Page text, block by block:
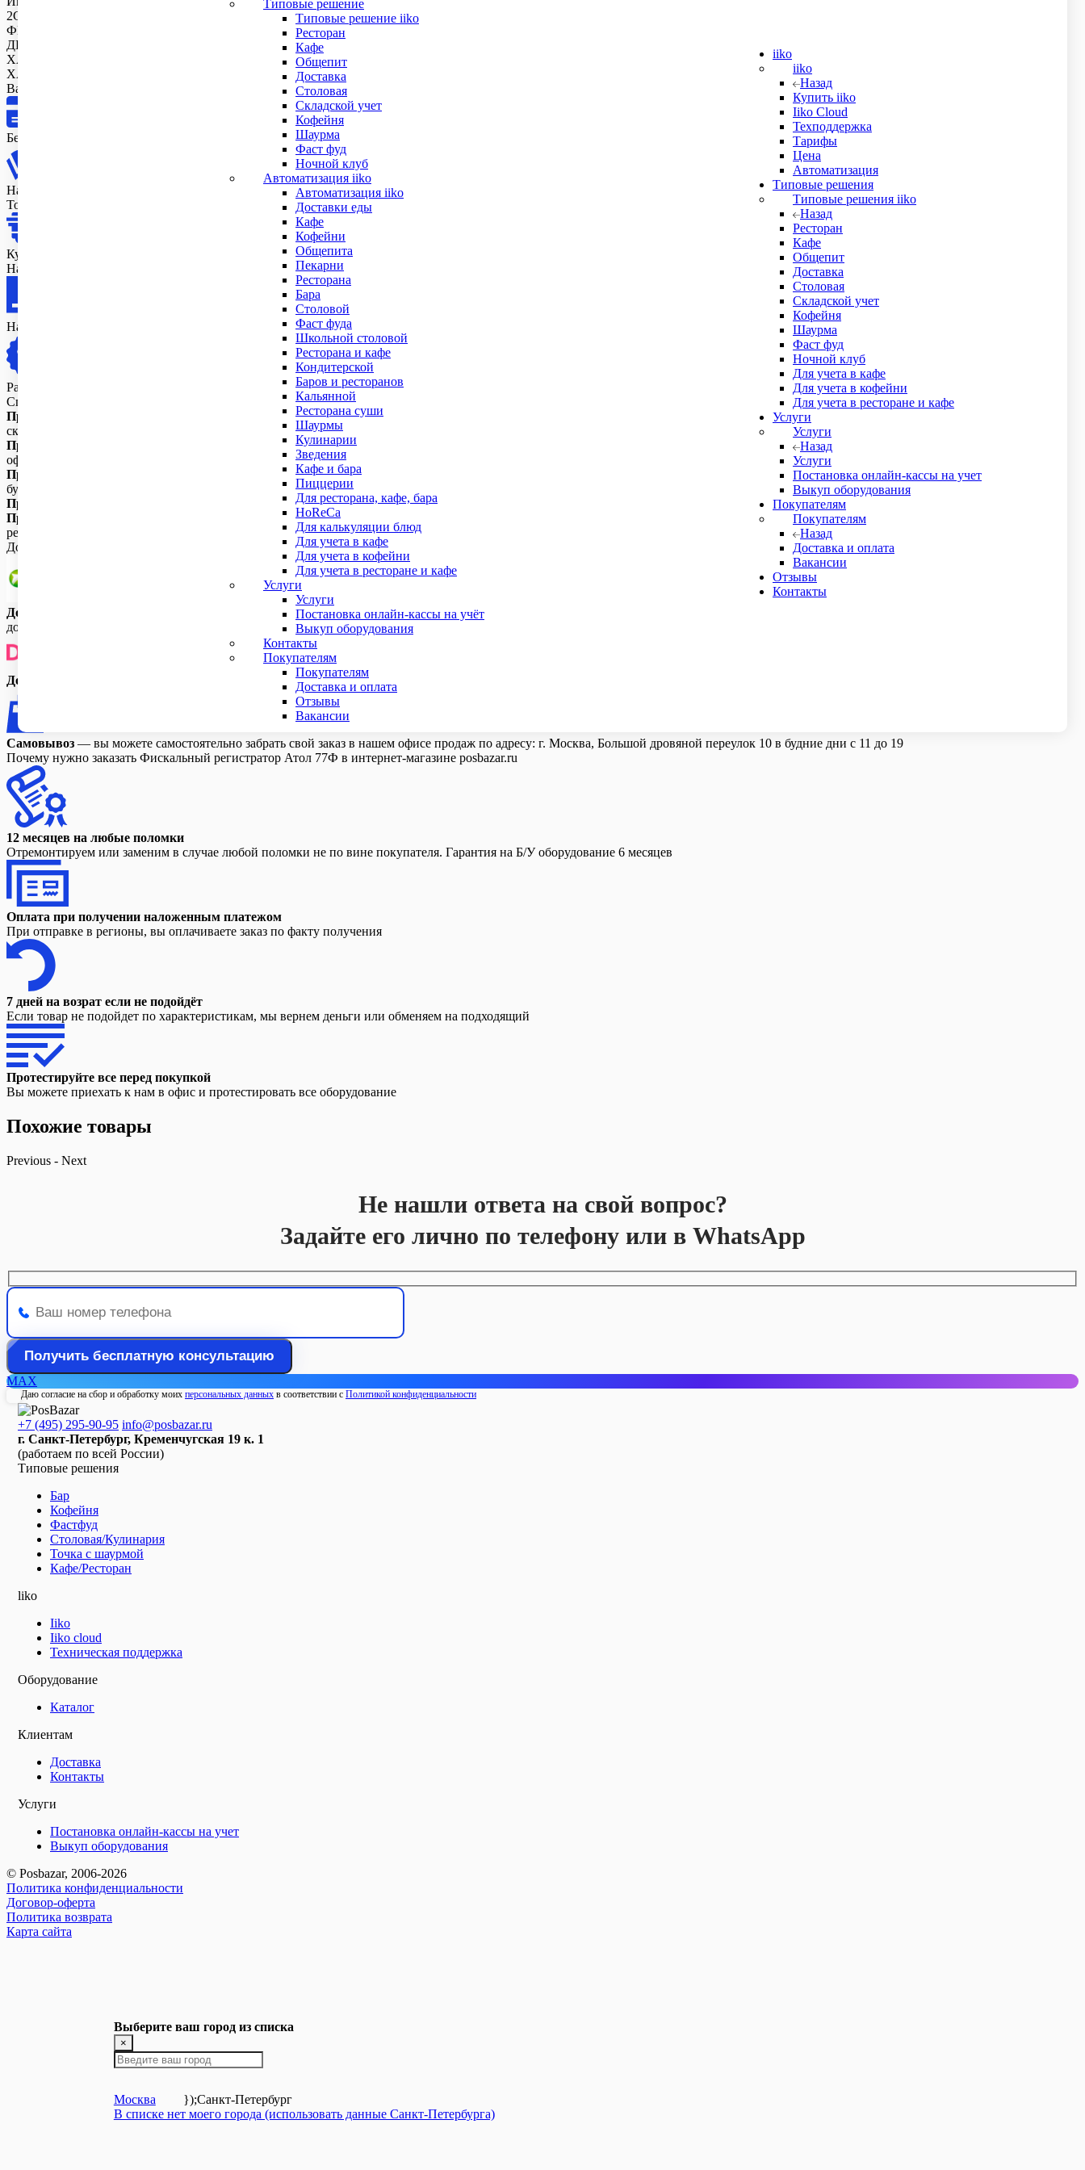
Типовые решение
Типовые решение iiko
Ресторан
Кафе
Общепит
Доставка
Столовая
Складской учет
Кофейня
Шаурма
Фаст фуд
Ночной клуб
Автоматизация iiko
Автоматизация iiko
Доставки еды
Кафе
Кофейни
Общепита
Пекарни
Ресторана
Бара
Столовой
Фаст фуда
Школьной столовой
Ресторана и кафе
Кондитерской
Баров и ресторанов
Кальянной
Ресторана суши
Шаурмы
Кулинарии
Зведения
Кафе и бара
Пиццерии
Для ресторана, кафе, бара
HoReCa
Для калькуляции блюд
Для учета в кафе
Для учета в кофейни
Для учета в ресторане и кафе
Услуги
Услуги
Постановка онлайн-кассы на учёт
Выкуп оборудования
Контакты
Покупателям
Покупателям
Доставка и оплата
Отзывы
Вакансии
iiko
iiko
Назад
Купить iiko
Iiko Cloud
Техподдержка
Тарифы
Цена
Автоматизация
Типовые решения
Типовые решения iiko
Назад
Ресторан
Кафе
Общепит
Доставка
Столовая
Складской учет
Кофейня
Шаурма
Фаст фуд
Ночной клуб
Для учета в кафе
Для учета в кофейни
Для учета в ресторане и кафе
Услуги
Услуги
Назад
Услуги
Постановка онлайн-кассы на учет
Выкуп оборудования
Покупателям
Покупателям
Назад
Доставка и оплата
Вакансии
Отзывы
Контакты
2G, 3G, Bluetooth, Ethernet, RJ-12, RS-232, USB, Wi-Fi
ФИЗИЧЕСКИЕ ХАРАКТЕРИСТИКИ
ДИСПЛЕЙ
ХАРАКТЕРИСТИКИ ПЕЧАТИ
ХАРАКТЕРИСТИКИ
Варианты оплаты
Безналичный расчет
Наличные в офисе
Только в Москве и МО
Курьеру
Наличными или картой Только в Москве и МО
Наложенным платежом
Рассрочка от банка партнера
Способ оплаты выбираете сами и при оформлении заказа указываете в комментарии
При безналичной оплате
мы выставляем счет и отправляем на e-mail. После поступления денег на расчетный счет производим отгрузку. Товар можно получить либо самовывозом из нашего
склада, либо через доставку курьером или транспортной компанией. Выдаются оригиналы первичных бухгалтерских документов.
При оформлении документов на юридическое лицои ИП клиент должен предоставить либо доверенность от покупателя, либо поставить печать. В противном случае документы
оформляются на частное лицо, и счет-фактура не выдается.
При наличной оплате
, мы извещаем Вас о наличии товара на складе. Вы либо приезжаете, оплачиваете и забираете товар, либо Вам его привозит курьер. Выдаются оригиналы первичных
бухгалтерских документов и кассовый чек.
При наложенным платеже
, вы оплачиваете товар при получении и проверке в СДЭК.
При рассрочке от банка партнера
, вы отправляете нам необходимые данные для оформления рассрочки. Далее банк партнер рассматривает данные в течение 6 часов и присылает нам
решение.
Доставка и получение заказов
Доставка через СДЭК.
Бесплатная доставка осуществляется только до грузового терминала ТК СДЭК, если клиент находится в городе, где нет пункта самовывоза ТК СДЭК, до бесплатно
доставляем до ближайшего терминала данной компании (СДЭК). Сроки по данной доставке устанавливаются согласно тарифам ТК и на усмотрение отправителя.
Доставка через Достависту. Доставка осуществляется в пределах Москвы и МО. Мы подготавливаем посылку после чего вызываем курьера.
Самовывоз — вы можете самостоятельно забрать свой заказ в нашем офисе продаж по адресу: г. Москва, Большой дровяной переулок 10 в будние дни с 11 до 19
Почему нужно заказать Фискальный регистратор Атол 77Ф в интернет-магазине posbazar.ru
12 месяцев на любые поломки
Отремонтируем или заменим в случае любой поломки не по вине покупателя. Гарантия на Б/У оборудование 6 месяцев
Оплата при получении наложенным платежом
При отправке в регионы, вы оплачиваете заказ по факту получения
7 дней на возрат если не подойдёт
Если товар не подойдет по характеристикам, мы вернем деньги или обменяем на подходящий
Протестируйте все перед покупкой
Вы можете приехать к нам в офис и протестировать все оборудование
Похожие товары
Previous - Next
Не нашли ответа на свой вопрос?
Задайте его лично по телефону или в WhatsApp
MAX
Даю согласие на сбор и обработку моих персональных данных в соответствии с Политикой конфиденциальности
+7 (495) 295-90-95 info@posbazar.ru
г. Санкт-Петербург, Кременчугская 19 к. 1
(работаем по всей России)
Типовые решения
Бар
Кофейня
Фастфуд
Столовая/Кулинария
Точка с шаурмой
Кафе/Ресторан
liko
Iiko
Iiko cloud
Техническая поддержка
Оборудование
Каталог
Клиентам
Доставка
Контакты
Услуги
Постановка онлайн-кассы на учет
Выкуп оборудования
© Posbazar, 2006-2026
Политика конфиденциальности
Договор-оферта
Политика возврата
Карта сайта
Выберите ваш город из списка
×
Москва });Санкт-Петербург
В списке нет моего города (использовать данные Санкт-Петербурга)